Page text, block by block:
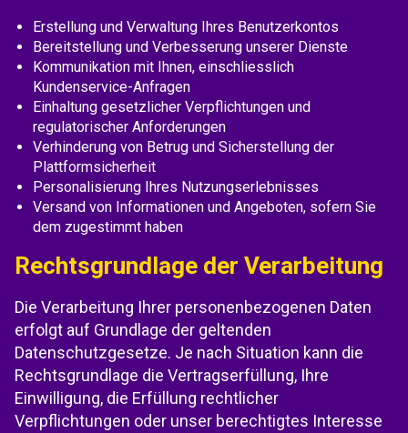
Erstellung und Verwaltung Ihres Benutzerkontos
Bereitstellung und Verbesserung unserer Dienste
Kommunikation mit Ihnen, einschliesslich
Kundenservice-Anfragen
Einhaltung gesetzlicher Verpflichtungen und
regulatorischer Anforderungen
Verhinderung von Betrug und Sicherstellung der
Plattformsicherheit
Personalisierung Ihres Nutzungserlebnisses
Versand von Informationen und Angeboten, sofern Sie
dem zugestimmt haben
Rechtsgrundlage der Verarbeitung
Die Verarbeitung Ihrer personenbezogenen Daten
erfolgt auf Grundlage der geltenden
Datenschutzgesetze. Je nach Situation kann die
Rechtsgrundlage die Vertragserfüllung, Ihre
Einwilligung, die Erfüllung rechtlicher
Verpflichtungen oder unser berechtigtes Interesse